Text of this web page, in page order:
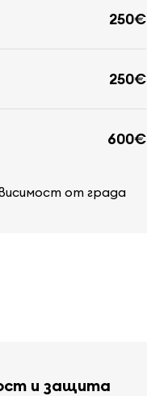
250€
250€
600€
от града
и защита